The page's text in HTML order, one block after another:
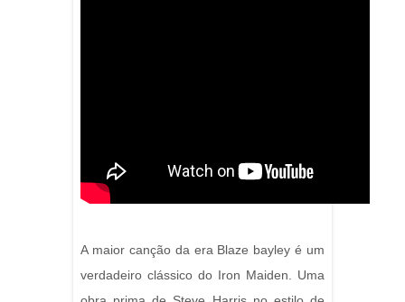
A maior canção da era Blaze bayley é um
verdadeiro clássico do Iron Maiden. Uma